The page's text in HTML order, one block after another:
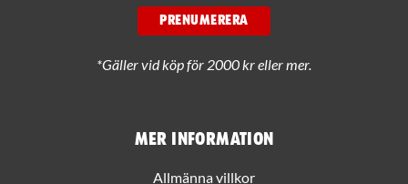
Mer information
Allmänna villkor
PRENUMERERA
*Gäller vid köp för 2000 kr eller mer.